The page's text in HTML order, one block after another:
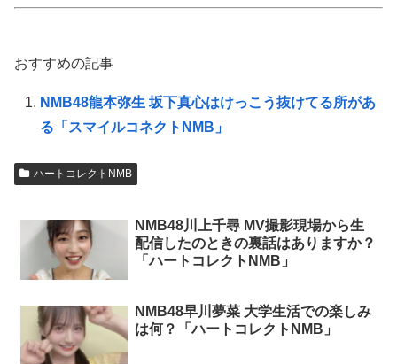
おすすめの記事
NMB48龍本弥生 坂下真心はけっこう抜けてる所があ
る「スマイルコネクトNMB」
ハートコレクトNMB
NMB48川上千尋 MV撮影現場から生
配信したのときの裏話はありますか？
「ハートコレクトNMB」
NMB48早川夢菜 大学生活での楽しみ
は何？「ハートコレクトNMB」